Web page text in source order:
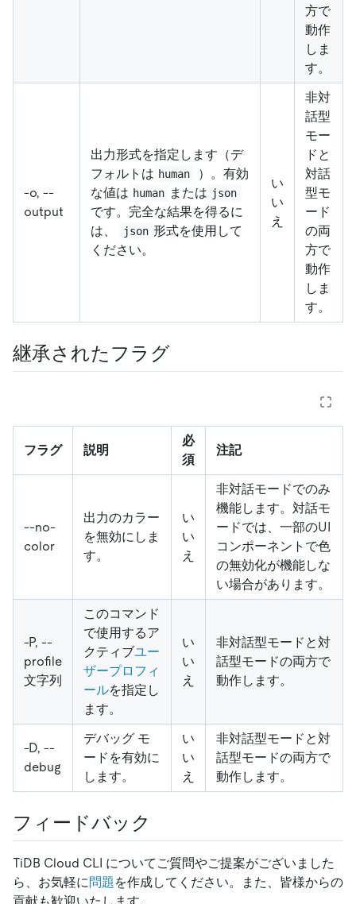
方で
動作
しま
す。
-o, --
output
出力形式を指定します（デ
フォルトは human
）。有効
な値は human または json
です。完全な結果を得るに
は、
json 形式を使用して
ください。
い
い
え
非対
話型
モー
ドと
対話
型モ
ード
の両
方で
動作
しま
す。
継承されたフラグ
フラグ 説明
必
須
注記
--no-
color
出力のカラー
を無効にしま
す。
い
い
え
非対話モードでのみ
機能します。対話モ
ードでは、一部のUI
コンポーネントで色
の無効化が機能しな
い場合があります。
-P, --
profile
文字列
このコマンド
で使用するア
クティブユー
ザープロフィ
ールを指定し
ます。
い
い
え
非対話型モードと対
話型モードの両方で
動作します。
-D, --
debug
デバッグ モ
ードを有効に
します。
い
い
え
非対話型モードと対
話型モードの両方で
動作します。
フィードバック
TiDB Cloud CLI についてご質問やご提案がございました
ら、お気軽に問題を作成してください。また、皆様からの